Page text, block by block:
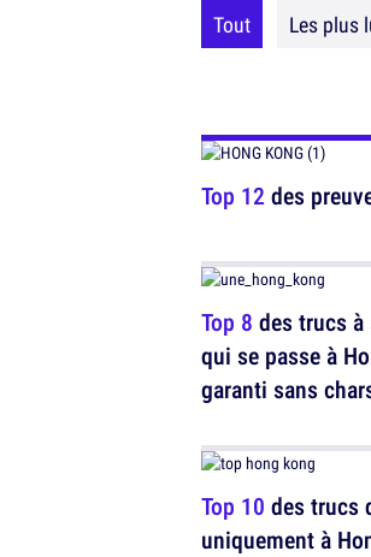
Tout Les plus
Top 12 des
Top 8 des trucs
qui se passe à
garanti sans
Top 10 des trucs
uniquement à